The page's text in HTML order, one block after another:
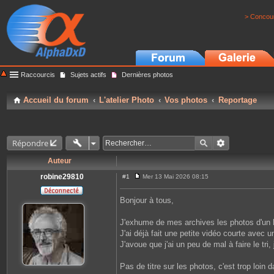
>
Raccourcis Sujets actifs Dernières photos
Accueil du forum L'atelier Photo Vos photos Reportage
Répondre
Auteur
robine29810
#1
e
s
e
Mer 13 Mai 2026 08:15
Bonjour à tous,
J'exhume de mes archives les photos
J'ai déjà fait une petite vidéo courte avec
J'avoue que j'ai un peu de mal à faire le
Pas de titre sur les photos, c'est trop loin